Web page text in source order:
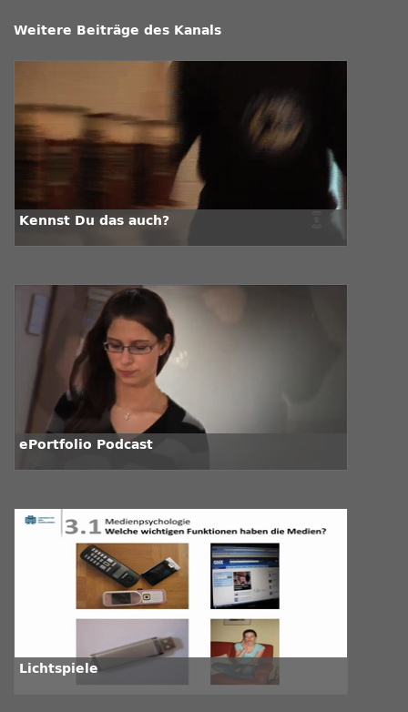
Weitere Beiträge des Kanals
Kennst Du das auch?
ePortfolio Podcast
Lichtspiele